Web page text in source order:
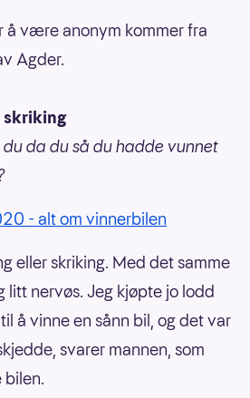
å være anonym kommer fra
Agder.
skriking
da du så du hadde vunnet
- alt om vinnerbilen
eller skriking. Med det samme
litt nervøs. Jeg kjøpte jo lodd
å vinne en sånn bil, og det var
svarer mannen, som
bilen.